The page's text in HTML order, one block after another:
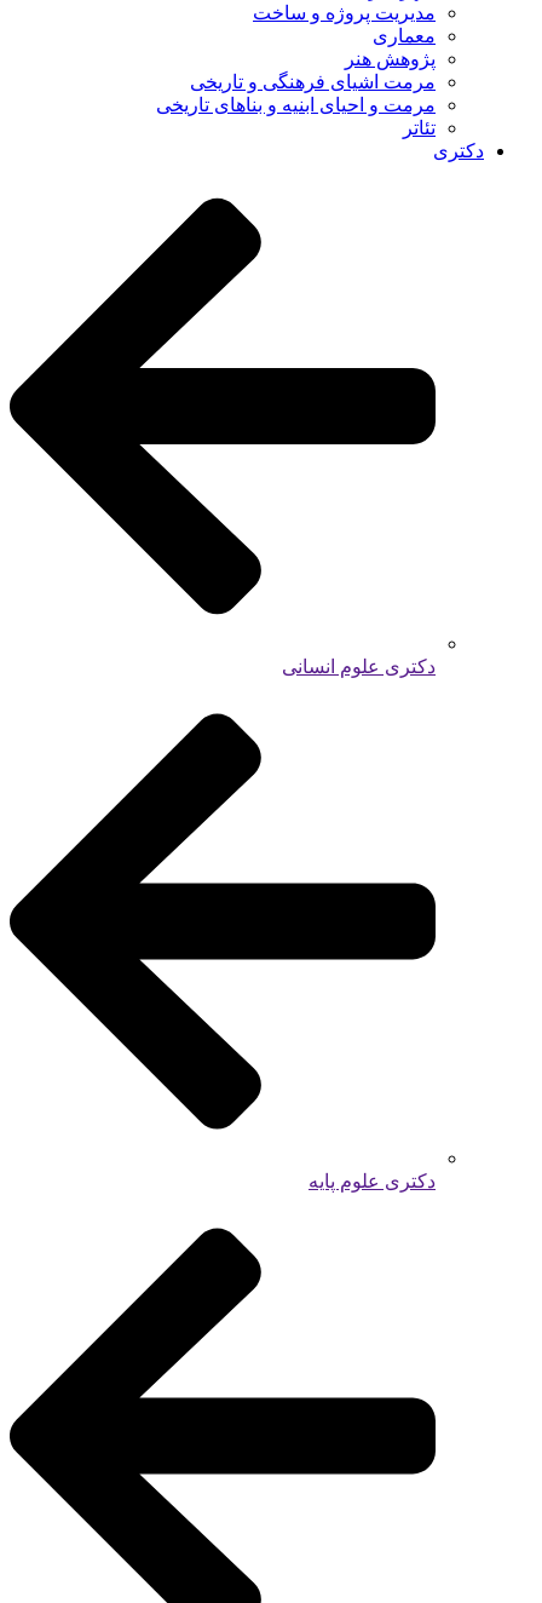
مدیریت پروژه و ساخت
معماری
پژوهش هنر
مرمت اشیای فرهنگی و تاریخی
مرمت و احیای ابنیه و بناهای تاریخی
تئاتر
دکتری
دکتری علوم انسانی
دکتری علوم پایه